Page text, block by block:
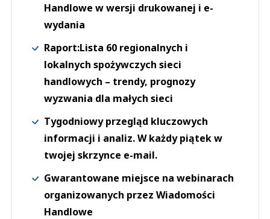
Handlowe w wersji drukowanej i e-
wydania
Raport:Lista 60 regionalnych i
lokalnych spożywczych sieci
handlowych – trendy, prognozy
wyzwania dla małych sieci
Tygodniowy przegląd kluczowych
informacji i analiz. W każdy piątek w
twojej skrzynce e-mail.
Gwarantowane miejsce na webinarach
organizowanych przez Wiadomości
Handlowe